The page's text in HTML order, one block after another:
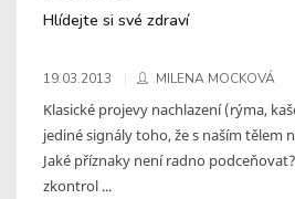
Hlídejte si své zdraví
19.03.2013 MILENA MOCKOVÁ
Klasické projevy nachlazení (rýma,
jediné signály toho, že s naším tělem
Jaké příznaky není radno
zkontrol ...